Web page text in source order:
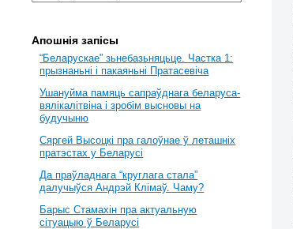
Апошнія запісы
“Беларускае” зьнебазьняцьце. Частка 1:
прызнаньні і пакаяньні Пратасевіча
Ушануйма памяць сапраўднага беларуса-
вялікалітвіна і зробім высновы на
будучыню
Сяргей Высоцкі пра галоўнае ў леташніх
пратэстах у Беларусі
Да праўладнага “круглага стала”
далучыўся Андрэй Клімаў. Чаму?
Барыс Стамахін пра актуальную
сітуацыю ў Беларусі